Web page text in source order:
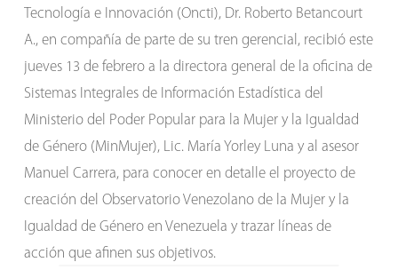
Tecnología e Innovación (Oncti), Dr. Roberto Betancourt
A., en compañía de parte de su tren gerencial, recibió este
jueves 13 de febrero a la directora general de la oficina de
Sistemas Integrales de Información Estadística del
Ministerio del Poder Popular para la Mujer y la Igualdad
de Género (MinMujer), Lic. María Yorley Luna y al asesor
Manuel Carrera, para conocer en detalle el proyecto de
creación del Observatorio Venezolano de la Mujer y la
Igualdad de Género en Venezuela y trazar líneas de
acción que afinen sus objetivos.